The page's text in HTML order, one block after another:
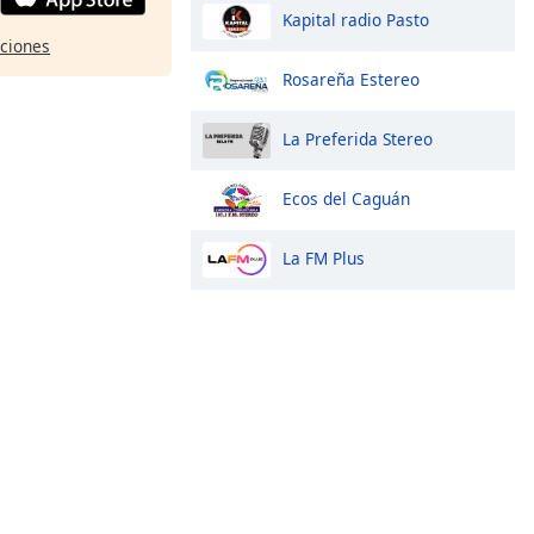
Kapital radio Pasto
Rosareña Estereo
La Preferida Stereo
Ecos del Caguán
La FM Plus